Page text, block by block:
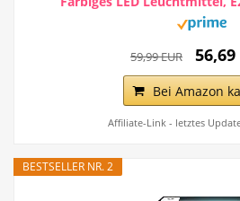
59,99 EUR 56,69
Bei Amazon
Affiliate-Link - letztes
BESTSELLER NR. 2